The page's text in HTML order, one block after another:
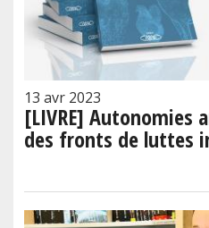
13 avr 2023
[LIVRE] Autonomies
des fronts de luttes